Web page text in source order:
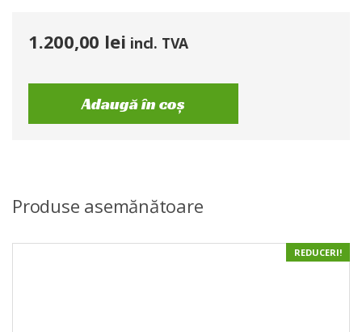
1.200,00 lei incl. TVA
Adaugă în coș
Produse asemănătoare
REDUCERI!